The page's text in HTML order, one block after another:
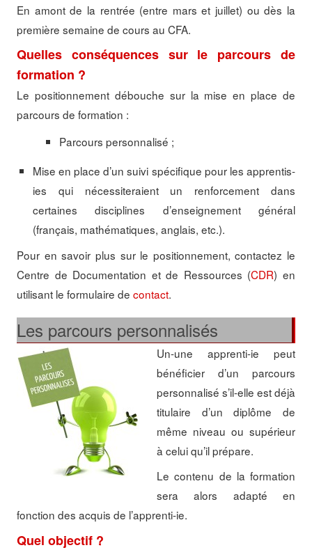
En amont de la rentrée (entre mars et juillet) ou dès la
première semaine de cours au CFA.
Quelles conséquences sur le parcours de
formation ?
Le positionnement débouche sur la mise en place de
parcours de formation :
Parcours personnalisé ;
Mise en place d’un suivi spécifique pour les apprentis-
ies qui nécessiteraient un renforcement dans
certaines disciplines d’enseignement général
(français, mathématiques, anglais, etc.).
Pour en savoir plus sur le positionnement, contactez le
Centre de Documentation et de Ressources (CDR) en
utilisant le formulaire de contact.
Les parcours personnalisés
Un-une apprenti-ie peut
bénéficier d’un parcours
personnalisé s’il-elle est déjà
titulaire d’un diplôme de
même niveau ou supérieur
à celui qu’il prépare.
Le contenu de la formation
sera alors adapté en
fonction des acquis de l’apprenti-ie.
Quel objectif ?